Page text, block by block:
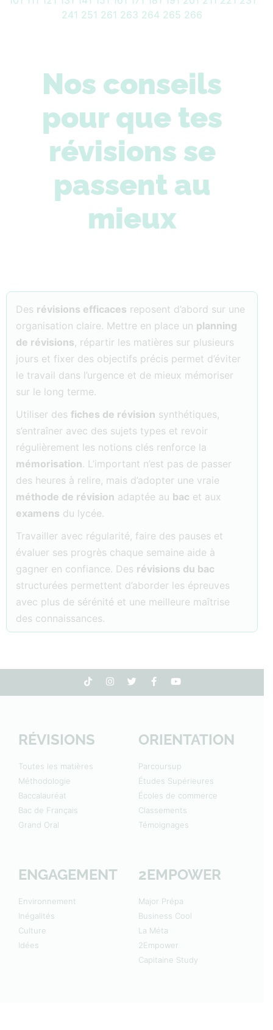
241 251 261 263 264 265 266
Nos conseils
pour que tes
révisions se
passent au
mieux
Des révisions efficaces reposent d’abord sur une
organisation claire. Mettre en place un planning
de révisions, répartir les matières sur plusieurs
jours et fixer des objectifs précis permet d’éviter
le travail dans l’urgence et de mieux mémoriser
sur le long terme.
Utiliser des fiches de révision synthétiques,
s’entraîner avec des sujets types et revoir
régulièrement les notions clés renforce la
mémorisation. L’important n’est pas de passer
des heures à relire, mais d’adopter une vraie
méthode de révision adaptée au bac et aux
examens du lycée.
Travailler avec régularité, faire des pauses et
évaluer ses progrès chaque semaine aide à
gagner en confiance. Des révisions du bac
structurées permettent d’aborder les épreuves
avec plus de sérénité et une meilleure maîtrise
des connaissances.
RÉVISIONS
Toutes les matières
Méthodologie
Baccalauréat
Bac de Français
Grand Oral
ORIENTATION
Parcoursup
Études Supérieures
Écoles de commerce
Classements
Témoignages
ENGAGEMENT
Environnement
Inégalités
Culture
Idées
2EMPOWER
Major Prépa
Business Cool
La Méta
2Empower
Capitaine Study